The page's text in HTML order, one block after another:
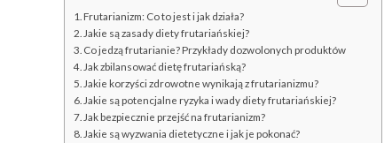
Frutarianizm: Co to jest i jak działa?
Jakie są zasady diety frutariańskiej?
Co jedzą frutarianie? Przykłady dozwolonych produktów
Jak zbilansować dietę frutariańską?
Jakie korzyści zdrowotne wynikają z frutarianizmu?
Jakie są potencjalne ryzyka i wady diety frutariańskiej?
Jak bezpiecznie przejść na frutarianizm?
Jakie są wyzwania dietetyczne i jak je pokonać?